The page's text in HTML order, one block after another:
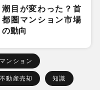
潮目が変わった？首
都圏マンション市場
の動向
マンション
不動産売却 知識